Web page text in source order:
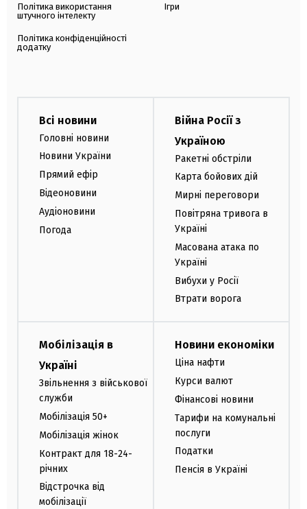
Політика використання
штучного інтелекту
Політика конфіденційності
додатку
Ігри
Всі новини
Головні новини
Новини України
Прямий ефір
Відеоновини
Аудіоновини
Погода
Війна Росії з
Україною
Ракетні обстріли
Карта бойових дій
Мирні переговори
Повітряна тривога в
Україні
Масована атака по
Україні
Вибухи у Росії
Втрати ворога
Мобілізація в
Україні
Звільнення з військової
служби
Мобілізація 50+
Мобілізація жінок
Контракт для 18-24-
річних
Відстрочка від
мобілізації
Новини економіки
Ціна нафти
Курси валют
Фінансові новини
Тарифи на комунальні
послуги
Податки
Пенсія в Україні